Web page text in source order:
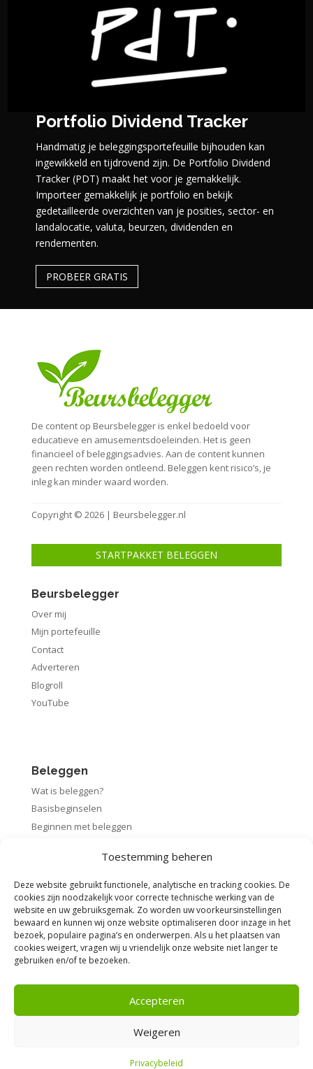
Toestemming beheren
Deze website gebruikt functionele, analytische en tracking cookies. De
cookies zijn noodzakelijk voor correcte technische werking van de
website en uw gebruiksgemak. Zo worden uw voorkeursinstellingen
bewaard en kunnen wij onze website optimaliseren door inzage in het
bezoek, populaire pagina’s en onderwerpen. Als u het plaatsen van
cookies weigert, vragen wij u vriendelijk onze website niet langer te
gebruiken en/of te bezoeken.
Accepteren
Weigeren
Privacybeleid
Portfolio Dividend Tracker
Handmatig je beleggingsportefeuille bijhouden kan
ingewikkeld en tijdrovend zijn. De Portfolio Dividend
Tracker (PDT) maakt het voor je gemakkelijk.
Importeer gemakkelijk je portfolio en bekijk
gedetailleerde overzichten van je posities, sector- en
landalocatie, valuta, beurzen, dividenden en
rendementen.
PROBEER GRATIS
De content op Beursbelegger is enkel bedoeld voor
educatieve en amusementsdoeleinden. Het is geen
financieel of beleggingsadvies. Aan de content kunnen
geen rechten worden ontleend. Beleggen kent risico’s, je
inleg kan minder waard worden.
Copyright © 2026 | Beursbelegger.nl
STARTPAKKET BELEGGEN
Beursbelegger
Over mij
Mijn portefeuille
Contact
Adverteren
Blogroll
YouTube
Beleggen
Wat is beleggen?
Basisbeginselen
Beginnen met beleggen
Rendement berekenen
Voorwaarden
Algemene voorwaarden
Privacybeleid
Disclaimer